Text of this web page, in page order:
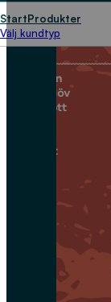
StartProdukter
Välj kundtyp